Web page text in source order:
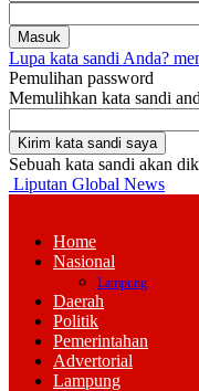
Lupa kata sandi Anda?
Pemulihan password
Memulihkan kata sandi
Sebuah kata sandi akan
Liputan Global News
Home
Nasional
Lampung
Daerah
Politik
Pemerintahan
Advertorial
Lampung